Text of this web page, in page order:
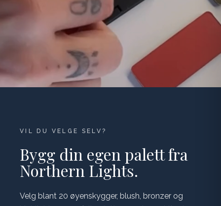
VIL DU VELGE SELV?
Bygg din egen palett fra
Northern Lights.
Velg blant 20 øyenskygger, blush, bronzer og